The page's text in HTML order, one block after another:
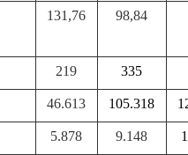
131,76 98,84
219 335
46.613 105.318
5.878 9.148